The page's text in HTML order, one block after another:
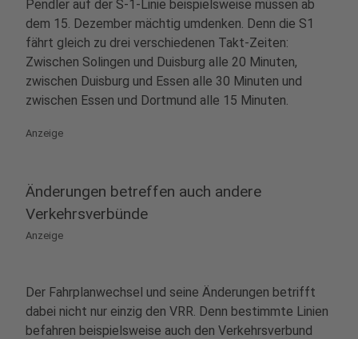
Pendler auf der S-1-Linie beispielsweise müssen ab
dem 15. Dezember mächtig umdenken. Denn die S1
fährt gleich zu drei verschiedenen Takt-Zeiten:
Zwischen Solingen und Duisburg alle 20 Minuten,
zwischen Duisburg und Essen alle 30 Minuten und
zwischen Essen und Dortmund alle 15 Minuten.
Anzeige
Änderungen betreffen auch andere
Verkehrsverbünde
Anzeige
Der Fahrplanwechsel und seine Änderungen betrifft
dabei nicht nur einzig den VRR. Denn bestimmte Linien
befahren beispielsweise auch den Verkehrsverbund